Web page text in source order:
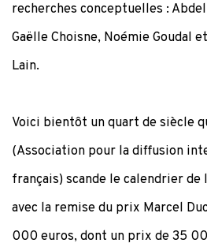
recherches conceptuelles :
Gaëlle Choisne, Noémie Goudal
Lain.
Voici bientôt un quart de siècle
(Association pour la diffusion
français) scande le calendrier
avec la remise du prix Marcel
000 euros, dont un prix de 35